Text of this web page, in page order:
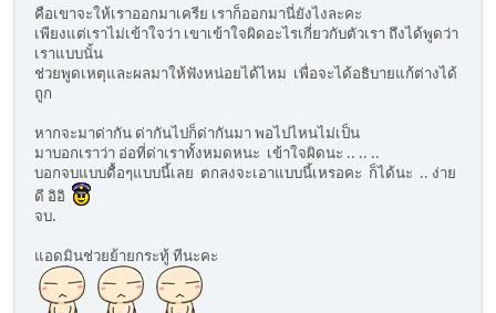
คือเขาจะให้เราออกมาเครีย เราก็ออกมานี่ยังไงละคะ
เพียงแต่เราไม่เข้าใจว่า เขาเข้าใจผิดอะไรเกี่ยวกับตัวเรา ถึงได้พูดว่า
เราแบบนั้น
ช่วยพูดเหตุและผลมาให้ฟังหน่อยได้ไหม เพื่อจะได้อธิบายแก้ต่างได้
ถูก
หากจะมาด่ากัน ด่ากันไปก็ด่ากันมา พอไปไหนไม่เป็น
มาบอกเราว่า อ่อที่ด่าเราทั้งหมดหนะ เข้าใจผิดนะ .. .. ..
บอกจบแบบดื้อๆแบบนี้เลย ตกลงจะเอาแบบนี้เหรอคะ ก็ได้นะ .. ง่าย
ดี อิอิ
จบ.
แอดมินช่วยย้ายกระทู้ ทีนะคะ